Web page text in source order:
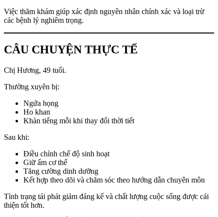
Việc thăm khám giúp xác định nguyên nhân chính xác và loại trừ
các bệnh lý nghiêm trọng.
CÂU CHUYỆN THỰC TẾ
Chị Hương, 49 tuổi.
Thường xuyên bị:
Ngứa họng
Ho khan
Khàn tiếng mỗi khi thay đổi thời tiết
Sau khi:
Điều chỉnh chế độ sinh hoạt
Giữ ấm cơ thể
Tăng cường dinh dưỡng
Kết hợp theo dõi và chăm sóc theo hướng dẫn chuyên môn
Tình trạng tái phát giảm đáng kể và chất lượng cuộc sống được cải
thiện tốt hơn.